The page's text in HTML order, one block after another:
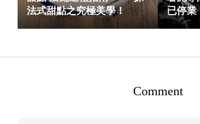
法式甜點之究極美學！
已停業
Comment